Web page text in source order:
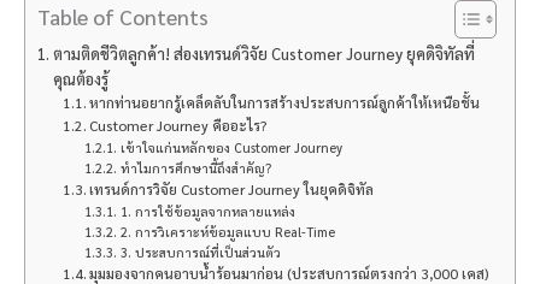
Table of Contents
ตามติดชีวิตลูกค้า! ส่องเทรนด์วิจัย Customer Journey ยุคดิจิทัลที่
คุณต้องรู้
หากท่านอยากรู้เคล็ดลับในการสร้างประสบการณ์ลูกค้าให้เหนือชั้น
Customer Journey คืออะไร?
เข้าใจแก่นหลักของ Customer Journey
ทำไมการศึกษานี้ถึงสำคัญ?
เทรนด์การวิจัย Customer Journey ในยุคดิจิทัล
1. การใช้ข้อมูลจากหลายแหล่ง
2. การวิเคราะห์ข้อมูลแบบ Real-Time
3. ประสบการณ์ที่เป็นส่วนตัว
มุมมองจากคนอาบน้ำร้อนมาก่อน (ประสบการณ์ตรงกว่า 3,000 เคส)